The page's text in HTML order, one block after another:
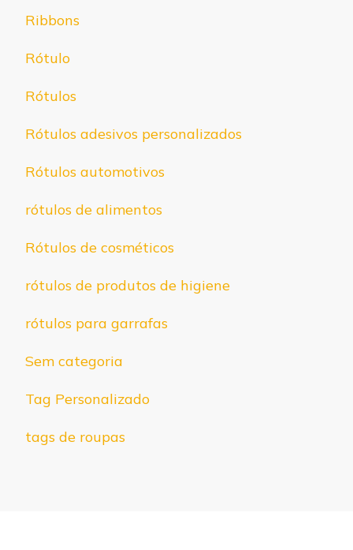
Ribbons
Rótulo
Rótulos
Rótulos adesivos personalizados
Rótulos automotivos
rótulos de alimentos
Rótulos de cosméticos
rótulos de produtos de higiene
rótulos para garrafas
Sem categoria
Tag Personalizado
tags de roupas